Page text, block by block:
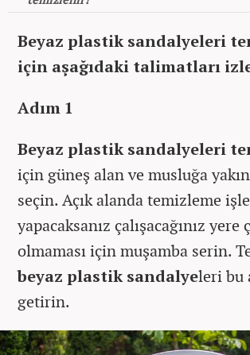
Beyaz plastik sandalyeleri
için aşağıdaki talimatları
Adım 1
Beyaz plastik sandalyeleri
için güneş alan ve musluğa
seçin. Açık alanda temizleme
yapacaksanız çalışacağınız yere
olmaması için muşamba serin.
beyaz plastik sandalyeleri bu
getirin.